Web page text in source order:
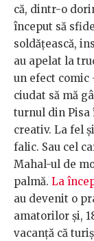
că, dintr-o
început să
soldățească,
au apelat la
un efect comic
ciudat să mă
turnul din Pisa
creativ. La fel
falic. Sau cel
Mahal-ul de
palmă. La
au devenit o
amatorilor și,
vacanță că